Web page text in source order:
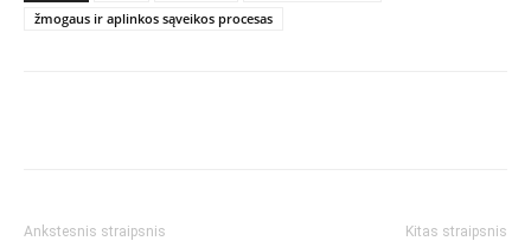
žmogaus ir aplinkos sąveikos procesas
Ankstesnis straipsnis Kitas straipsnis